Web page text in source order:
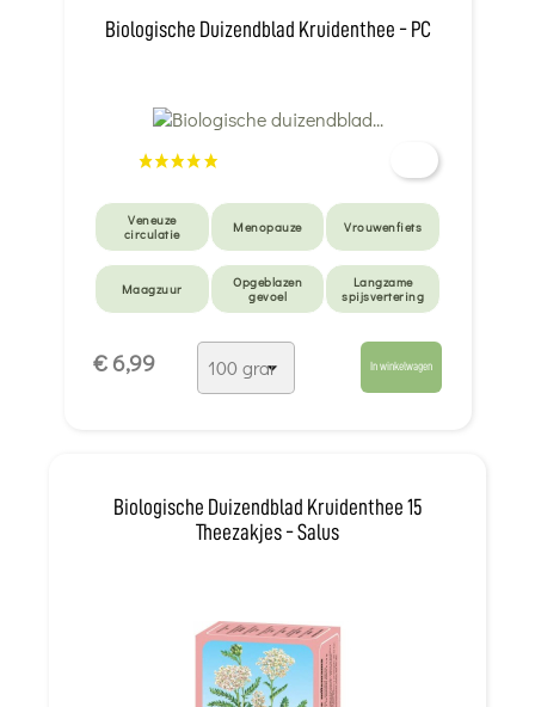
Biologische Duizendblad Kruidenthee - PC
Veneuze
circulatie
Menopauze Vrouwenfiets
Maagzuur
Opgeblazen
gevoel
Langzame
spijsvertering
Gebrek aan
€ 6,99 In winkelwagen
Biologische Duizendblad Kruidenthee 15
Theezakjes - Salus